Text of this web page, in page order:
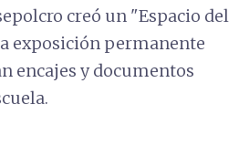
creó un "Espacio del
exposición permanente
encajes y documentos